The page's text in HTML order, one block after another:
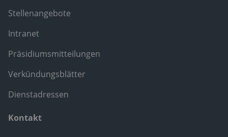
Stellenangebote
Intranet
Präsidiumsmitteilungen
Verkündungsblätter
Dienstadressen
Kontakt